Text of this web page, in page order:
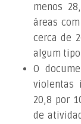
menos
áreas
cerca de
algum
O
violentas
20,8 por
de